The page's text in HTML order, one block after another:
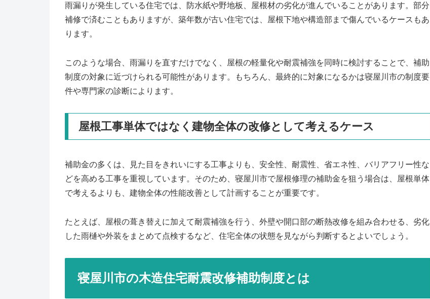
雨漏りが発生している住宅では、防水紙や野地板、屋根材の劣化が進んでいることがあります。部分
補修で済むこともありますが、築年数が古い住宅では、屋根下地や構造部まで傷んでいるケースもあ
ります。
このような場合、雨漏りを直すだけでなく、屋根の軽量化や耐震補強を同時に検討することで、補助
制度の対象に近づけられる可能性があります。もちろん、最終的に対象になるかは寝屋川市の制度要
件や専門家の診断によります。
屋根工事単体ではなく建物全体の改修として考えるケース
補助金の多くは、見た目をきれいにする工事よりも、安全性、耐震性、省エネ性、バリアフリー性な
どを高める工事を重視しています。そのため、寝屋川市で屋根修理の補助金を狙う場合は、屋根単体
で考えるよりも、建物全体の性能改善として計画することが重要です。
たとえば、屋根の葺き替えに加えて耐震補強を行う、外壁や開口部の断熱改修を組み合わせる、劣化
した雨樋や外装をまとめて点検するなど、住宅全体の状態を見ながら判断するとよいでしょう。
寝屋川市の木造住宅耐震改修補助制度とは